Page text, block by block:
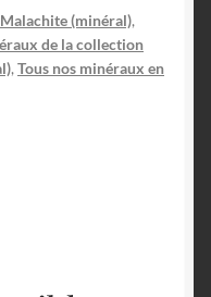
Malachite (minéral),
de la collection
, Tous nos minéraux en